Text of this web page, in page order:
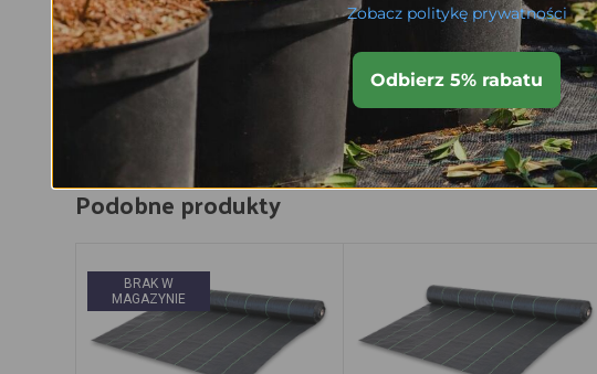
Dodaj do koszyka
Dodaj do koszyka
Podobne produkty
BRAK W
MAGAZYNIE
Zobacz politykę prywatności
Odbierz 5% rabatu